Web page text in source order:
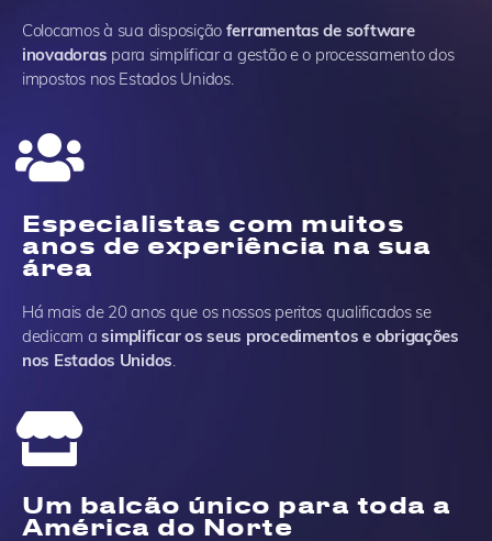
Colocamos à sua disposição ferramentas de software
inovadoras para simplificar a gestão e o processamento dos
impostos nos Estados Unidos.
Especialistas com muitos
anos de experiência na sua
área
Há mais de 20 anos que os nossos peritos qualificados se
dedicam asimplificar os seus procedimentos e obrigações
nos Estados Unidos.
Um balcão único para toda a
América do Norte